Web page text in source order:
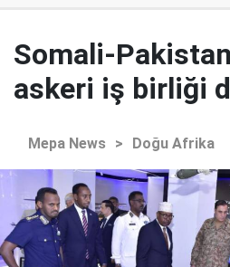
Somali-
askeri iş birliği
Mepa News > Doğu Afrika